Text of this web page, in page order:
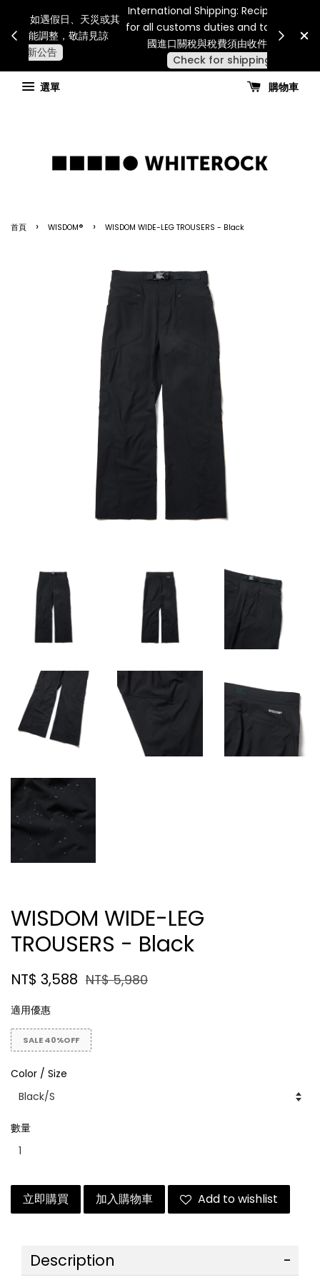
連假期間宅配服務將暫停配送。 如遇假日、天災或其
他不可抗力因素，出貨安排可能調整，敬請見諒
查看國內宅配最新公告
for all
國
選單
購物車
首頁 › WISDOM® › WISDOM WIDE-LEG TROUSERS - Black
WISDOM WIDE-LEG
TROUSERS - Black
NT$ 3,588 NT$ 5,980
適用優惠
SALE 40%OFF
Color / Size
數量
立即購買 加入購物車 Add to wishlist
Description